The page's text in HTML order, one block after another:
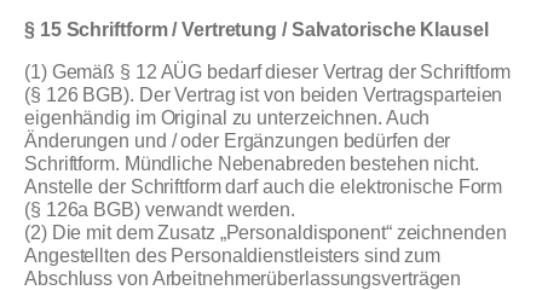
§ 15 Schriftform / Vertretung / Salvatorische Klausel
(1) Gemäß § 12 AÜG bedarf dieser Vertrag der Schriftform
(§ 126 BGB). Der Vertrag ist von beiden Vertragsparteien
eigenhändig im Original zu unterzeichnen. Auch
Änderungen und / oder Ergänzungen bedürfen der
Schriftform. Mündliche Nebenabreden bestehen nicht.
Anstelle der Schriftform darf auch die elektronische Form
(§ 126a BGB) verwandt werden.
(2) Die mit dem Zusatz „Personaldisponent“ zeichnenden
Angestellten des Personaldienstleisters sind zum
Abschluss von Arbeitnehmerüberlassungsverträgen